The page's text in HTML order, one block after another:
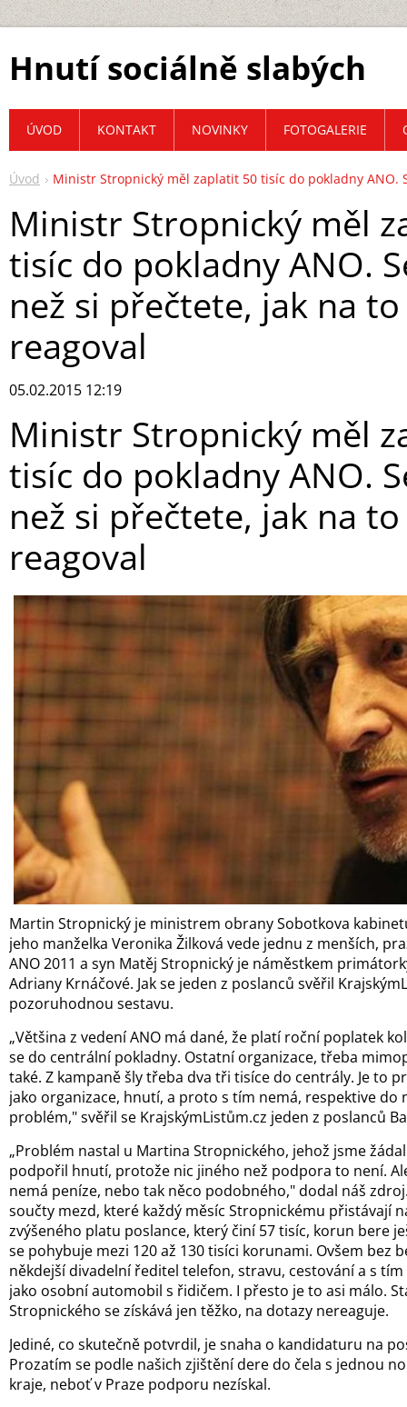
Hnutí sociálně slabých
Úvod Ministr Stropnický měl zaplatit 50 tisíc do pokladny
Ministr Stropnický měl
tisíc do pokladny ANO.
než si přečtete, jak na
reagoval
05.02.2015 12:19
Ministr Stropnický měl
tisíc do pokladny ANO.
než si přečtete, jak na
reagoval
Martin Stropnický je ministrem obrany Sobotkova
jeho manželka Veronika Žilková vede jednu z menších,
ANO 2011 a syn Matěj Stropnický je náměstkem
Adriany Krnáčové. Jak se jeden z poslanců svěřil
pozoruhodnou sestavu.
„Většina z vedení ANO má dané, že platí roční poplatek
se do centrální pokladny. Ostatní organizace, třeba
také. Z kampaně šly třeba dva tři tisíce do centrály. Je to
jako organizace, hnutí, a proto s tím nemá, respektive do
problém," svěřil se KrajskýmListům.cz jeden z poslanců
„Problém nastal u Martina Stropnického, jehož jsme
podpořil hnutí, protože nic jiného než podpora to není.
nemá peníze, nebo tak něco podobného," dodal náš
součty mezd, které každý měsíc Stropnickému přistávají
zvýšeného platu poslance, který činí 57 tisíc, korun bere
se pohybuje mezi 120 až 130 tisíci korunami. Ovšem bez
někdejší divadelní ředitel telefon, stravu, cestování a s
jako osobní automobil s řidičem. I přesto je to asi málo.
Stropnického se získává jen těžko, na dotazy nereaguje.
Jediné, co skutečně potvrdil, je snaha o kandidaturu na
Prozatím se podle našich zjištění dere do čela s jednou
kraje, neboť v Praze podporu nezískal.
ÚVOD KONTAKT NOVINKY FOTOGALERIE